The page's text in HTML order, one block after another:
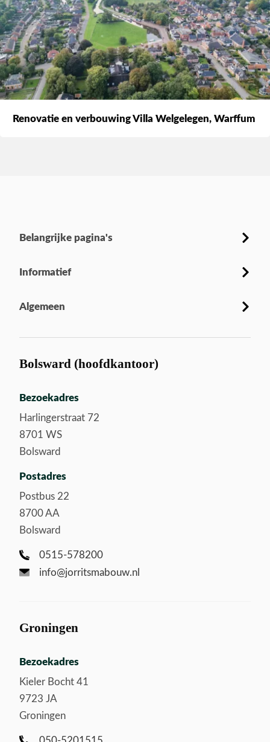
Renovatie en verbouwing Villa Welgelegen, Warffum
Belangrijke pagina's
Informatief
Algemeen
Bolsward (hoofdkantoor)
Bezoekadres
Harlingerstraat 72
8701 WS
Bolsward
Postadres
Postbus 22
8700 AA
Bolsward
0515-578200
info@jorritsmabouw.nl
Groningen
Bezoekadres
Kieler Bocht 41
9723 JA
Groningen